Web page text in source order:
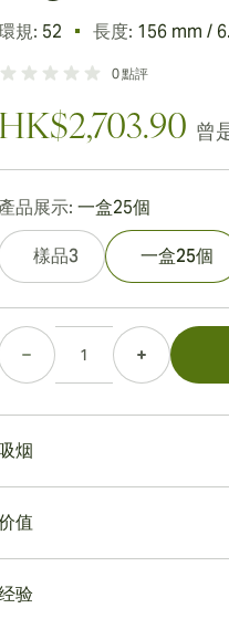
規: 52 長度: 156 mm /
0點評
HK$2,703.90 曾
產品展示: 一盒25個
樣品3 一盒25個
數量
烟
特 結構完美、堅固、觸感
抽口味主要是皮革和木材
值
格斯陸班納
是蒙特克
验